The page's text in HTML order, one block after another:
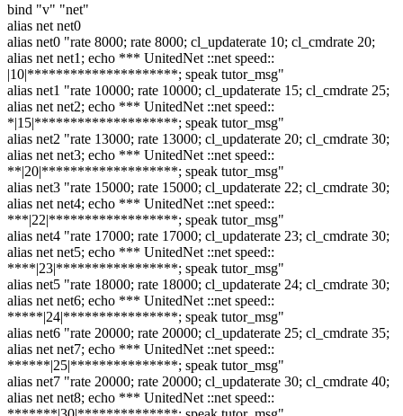
bind "v" "net"
alias net net0
alias net0 "rate 8000; rate 8000; cl_updaterate 10; cl_cmdrate 20;
alias net net1; echo *** UnitedNet ::net speed::
|10|*********************; speak tutor_msg"
alias net1 "rate 10000; rate 10000; cl_updaterate 15; cl_cmdrate 25;
alias net net2; echo *** UnitedNet ::net speed::
*|15|********************; speak tutor_msg"
alias net2 "rate 13000; rate 13000; cl_updaterate 20; cl_cmdrate 30;
alias net net3; echo *** UnitedNet ::net speed::
**|20|*******************; speak tutor_msg"
alias net3 "rate 15000; rate 15000; cl_updaterate 22; cl_cmdrate 30;
alias net net4; echo *** UnitedNet ::net speed::
***|22|******************; speak tutor_msg"
alias net4 "rate 17000; rate 17000; cl_updaterate 23; cl_cmdrate 30;
alias net net5; echo *** UnitedNet ::net speed::
****|23|*****************; speak tutor_msg"
alias net5 "rate 18000; rate 18000; cl_updaterate 24; cl_cmdrate 30;
alias net net6; echo *** UnitedNet ::net speed::
*****|24|****************; speak tutor_msg"
alias net6 "rate 20000; rate 20000; cl_updaterate 25; cl_cmdrate 35;
alias net net7; echo *** UnitedNet ::net speed::
******|25|***************; speak tutor_msg"
alias net7 "rate 20000; rate 20000; cl_updaterate 30; cl_cmdrate 40;
alias net net8; echo *** UnitedNet ::net speed::